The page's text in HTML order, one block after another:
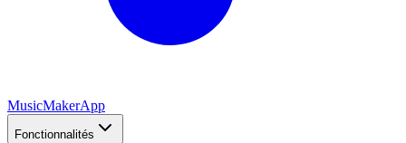
MusicMakerApp
Fonctionnalités